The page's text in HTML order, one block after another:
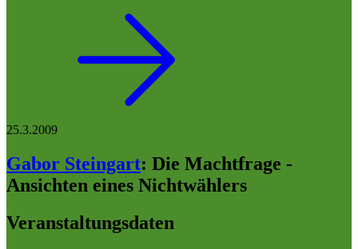
25.3.2009
Gabor Steingart: Die Machtfrage -
Ansichten eines Nichtwählers
Veranstaltungsdaten